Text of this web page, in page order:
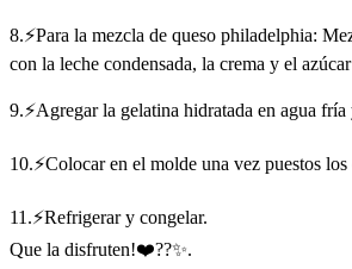
8.⚡Para la mezcla de queso philadelphia:
con la leche condensada, la crema y el
9.⚡Agregar la gelatina hidratada en agua fría
10.⚡Colocar en el molde una vez puestos los
11.⚡Refrigerar y congelar.
Que la disfruten!❤️??✨.